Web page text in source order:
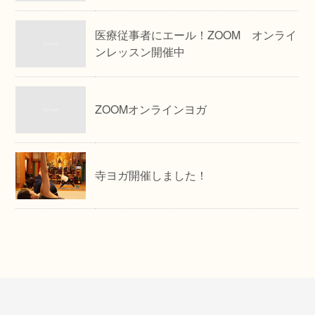
医療従事者にエール！ZOOM オンライ
ンレッスン開催中
ZOOMオンラインヨガ
寺ヨガ開催しました！